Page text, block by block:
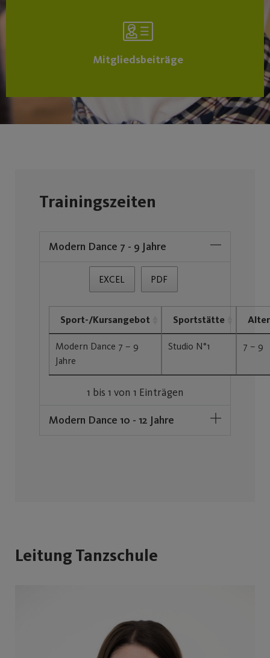
Mitgliedsbeiträge
Trainingszeiten
Modern Dance 7 - 9 Jahre
EXCEL PDF
Sport-/Kursangebot Sportstätte Alter
Modern Dance 7 – 9
Jahre
Studio N°1 7 – 9
1 bis 1 von 1 Einträgen
Modern Dance 10 - 12 Jahre
Leitung Tanzschule